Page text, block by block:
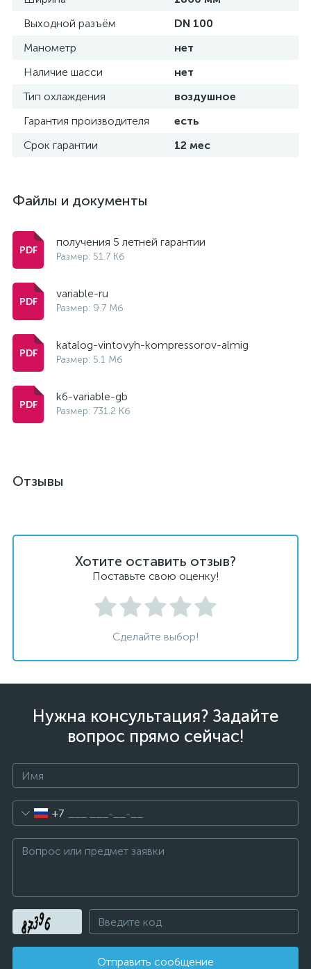
Выходной разъём
DN 100
Манометр
нет
Наличие шасси
нет
Тип охлаждения
воздушное
Гарантия производителя
есть
Срок гарантии
12 мес
Файлы и документы
получения 5 летней гарантии
Размер: 51.7 Кб
variable-ru
Размер: 9.7 Мб
katalog-vintovyh-kompressorov-almig
Размер: 5.1 Мб
k6-variable-gb
Размер: 731.2 Кб
Отзывы
Хотите оставить отзыв?
Поставьте свою оценку!
Сделайте выбор!
Нужна консультация? Задайте
вопрос прямо сейчас!
+7
Отправить сообщение